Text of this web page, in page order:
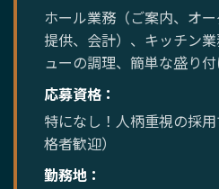
ホール業務（ご案内、オ
提供、会計）、キッチン
ューの調理、簡単な盛り付
応募資格：
特になし！人柄重視の採
格者歓迎）
勤務地：